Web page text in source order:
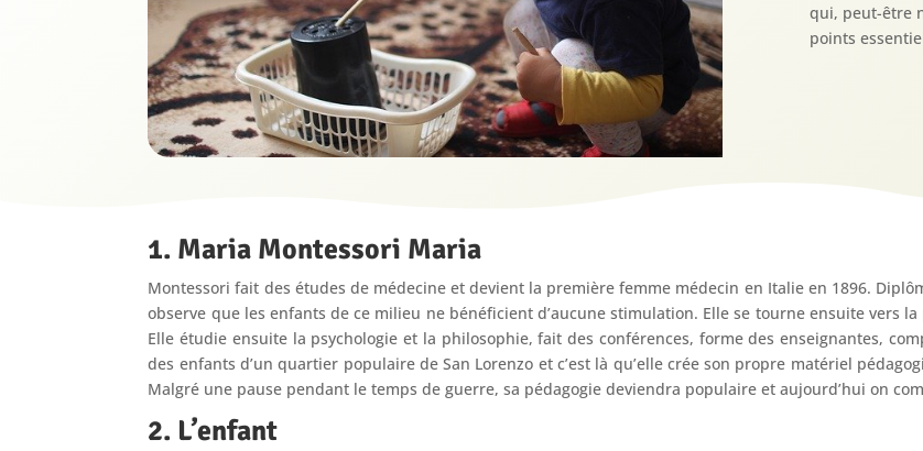
qui, peut-être
points
1. Maria Montessori Maria
Montessori fait des études de médecine et devient la première femme médecin en Italie en 1896.
observe que les enfants de ce milieu ne bénéficient d’aucune stimulation. Elle se tourne ensuite vers
Elle étudie ensuite la psychologie et la philosophie, fait des conférences, forme des enseignantes,
des enfants d’un quartier populaire de San Lorenzo et c’est là qu’elle crée son propre matériel
Malgré une pause pendant le temps de guerre, sa pédagogie deviendra populaire et aujourd’hui on
2. L’enfant